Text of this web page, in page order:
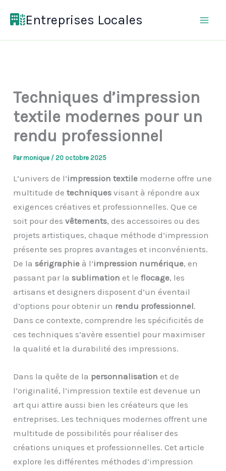
Entreprises Locales
Techniques d’impression
textile modernes pour un
rendu professionnel
Parmonique /20 octobre 2025
L’univers de l’impression textile moderne offre une
multitude detechniques visant à répondre aux
exigences créatives et professionnelles. Que ce
soit pour desvêtements, des accessoires ou des
projets artistiques, chaque méthode d’impression
présente ses propres avantages et inconvénients.
De lasérigraphie à l’impression numérique, en
passant par lasublimation et leflocage, les
artisans et designers disposent d’un éventail
d’options pour obtenir un rendu professionnel.
Dans ce contexte, comprendre les spécificités de
ces techniques s’avère essentiel pour maximiser
la qualité et la durabilité des impressions.
Dans la quête de la personnalisation et de
l’originalité, l’impression textile est devenue un
art qui attire aussi bien les créateurs que les
entreprises. Les techniques modernes offrent une
multitude de possibilités pour réaliser des
créations uniques et professionnelles. Cet article
explore les différentes méthodes d’impression